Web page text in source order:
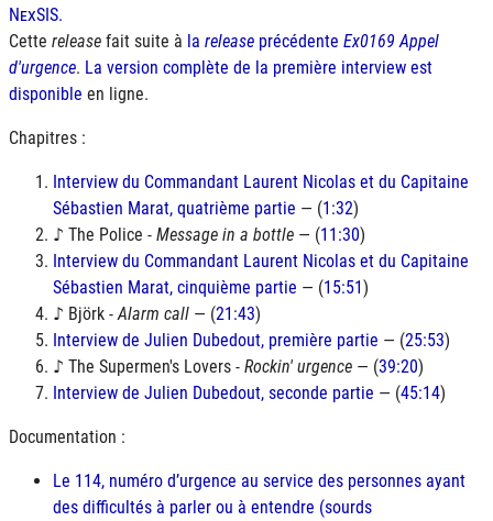
NexSIS.
Cette release fait suite à la release précédente Ex0169 Appel
d'urgence. La version complète de la première interview est
disponible en ligne.
Chapitres :
Interview du Commandant Laurent Nicolas et du Capitaine
Sébastien Marat, quatrième partie — (1:32)
♪ The Police - Message in a bottle — (11:30)
Interview du Commandant Laurent Nicolas et du Capitaine
Sébastien Marat, cinquième partie — (15:51)
♪ Björk - Alarm call — (21:43)
Interview de Julien Dubedout, première partie — (25:53)
♪ The Supermen's Lovers - Rockin' urgence — (39:20)
Interview de Julien Dubedout, seconde partie — (45:14)
Documentation :
Le 114, numéro d’urgence au service des personnes ayant
des difficultés à parler ou à entendre (sourds